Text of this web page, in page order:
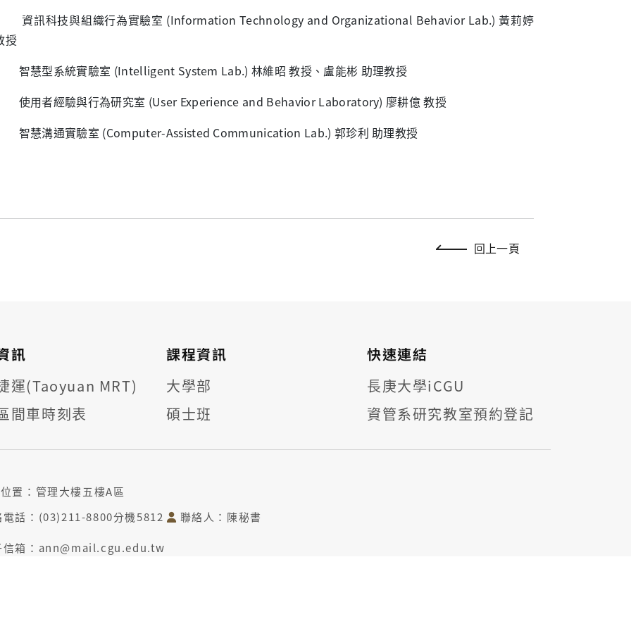
訊科技與組織行為實驗室 (Information Technology and Organizational Behavior Lab.) 黃莉婷
授
慧型系統實驗室 (Intelligent System Lab.) 林維昭 教授、盧能彬 助理教授
用者經驗與行為研究室 (User Experience and Behavior Laboratory) 廖耕億 教授
慧溝通實驗室 (Computer-Assisted Communication Lab.) 郭珍利 助理教授
回上一頁
訊
運(Taoyuan MRT)
間車時刻表
課程資訊
大學部
碩士班
快速連結
長庚大學iCGU
資管系研究教室預約登記
置：管理大樓五樓A區
電話：(03)211-8800分機5812
聯絡人：陳秘書
信箱：ann@mail.cgu.edu.tw